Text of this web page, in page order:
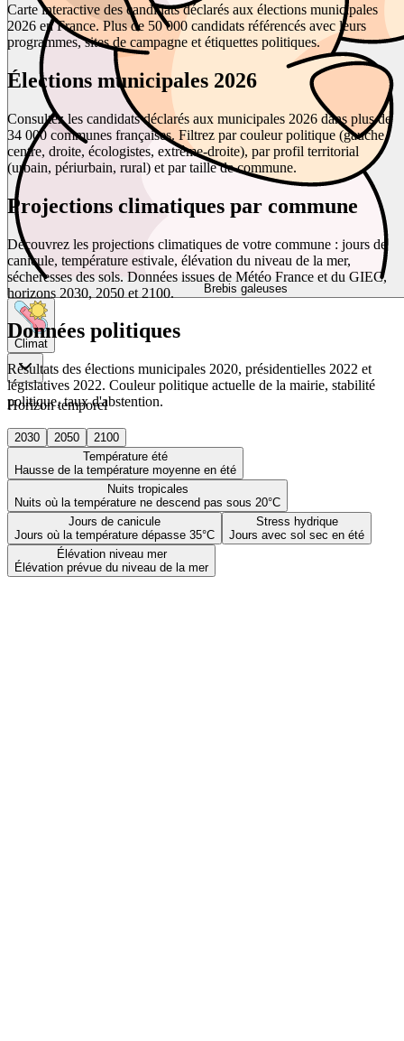
Brebis galeuses
Climat
Horizon temporel
2030 2050
2100
Température été
Hausse de la température moyenne en été
Nuits tropicales
Nuits où la température ne descend pas sous 20°C
Jours de canicule
Jours où la température dépasse 35°C
Stress hydrique
Jours avec sol sec en été
Élévation niveau mer
Élévation prévue du niveau de la mer
Carte interactive des candidats déclarés aux élections municipales
2026 en France. Plus de 50 000 candidats référencés avec leurs
programmes, sites de campagne et étiquettes politiques.
Élections municipales 2026
Consultez les candidats déclarés aux municipales 2026 dans plus de
34 000 communes françaises. Filtrez par couleur politique (gauche,
centre, droite, écologistes, extrême-droite), par profil territorial
(urbain, périurbain, rural) et par taille de commune.
Projections climatiques par commune
Découvrez les projections climatiques de votre commune : jours de
canicule, température estivale, élévation du niveau de la mer,
sécheresses des sols. Données issues de Météo France et du GIEC,
horizons 2030, 2050 et 2100.
Données politiques
Résultats des élections municipales 2020, présidentielles 2022 et
législatives 2022. Couleur politique actuelle de la mairie, stabilité
politique, taux d'abstention.